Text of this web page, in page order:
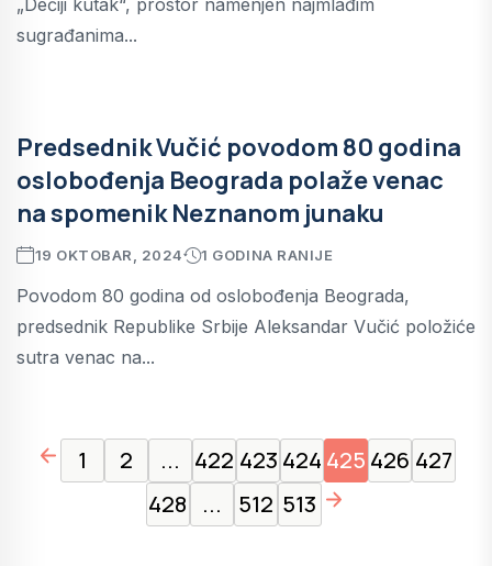
sugrađanima...
Predsednik Vučić povodom 80 godina
oslobođenja Beograda polaže venac
na spomenik Neznanom junaku
19 OKTOBAR, 2024 1 GODINA RANIJE
Povodom 80 godina od oslobođenja Beograda,
predsednik Republike Srbije Aleksandar Vučić položiće
sutra venac na...
page left arrow
1 2 ... 422 423 424 425 426 427
428
... 512 513